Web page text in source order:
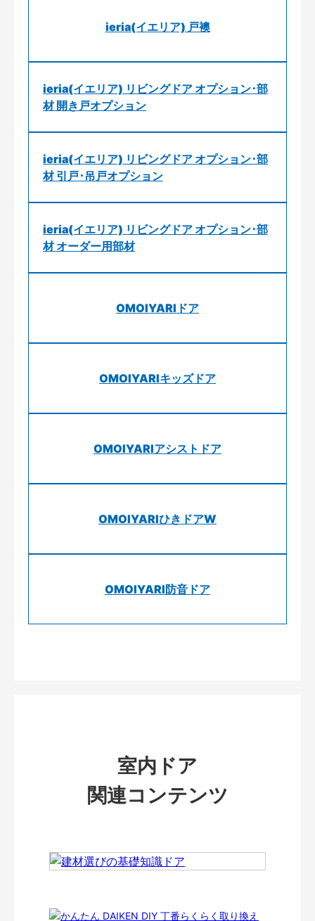
ieria(イエリア) 戸襖
ieria(イエリア) リビングドア オプション･部
材 開き戸オプション
ieria(イエリア) リビングドア オプション･部
材 引戸･吊戸オプション
ieria(イエリア) リビングドア オプション･部
材 オーダー用部材
OMOIYARIドア
OMOIYARIキッズドア
OMOIYARIアシストドア
OMOIYARIひきドアW
OMOIYARI防音ドア
室内ドア
関連コンテンツ